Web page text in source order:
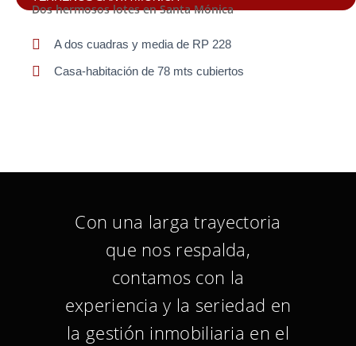
Dos hermosos lotes en Santa Mónica
A dos cuadras y media de RP 228
Casa-habitación de 78 mts cubiertos
Con una larga trayectoria
que nos respalda,
contamos con la
experiencia y la seriedad en
la gestión inmobiliaria en el